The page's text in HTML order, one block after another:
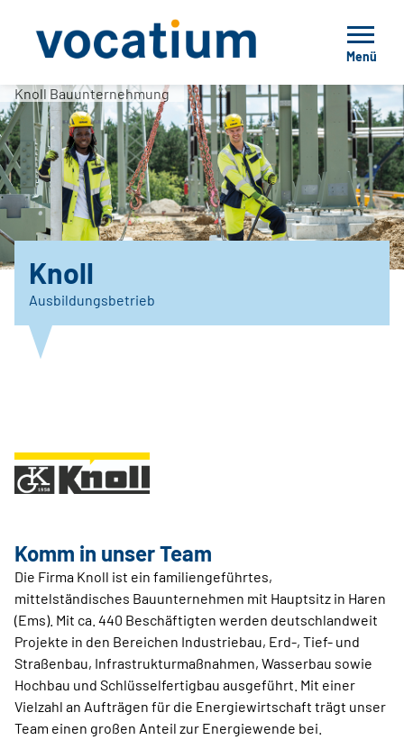
Menü
Knoll Bauunternehmung
Knoll
Ausbildungsbetrieb
Komm in unser Team
Die Firma Knoll ist ein familiengeführtes,
mittelständisches Bauunternehmen mit Hauptsitz in Haren
(Ems). Mit ca. 440 Beschäftigten werden deutschlandweit
Projekte in den Bereichen Industriebau, Erd-, Tief- und
Straßenbau, Infrastrukturmaßnahmen, Wasserbau sowie
Hochbau und Schlüsselfertigbau ausgeführt. Mit einer
Vielzahl an Aufträgen für die Energiewirtschaft trägt unser
Team einen großen Anteil zur Energiewende bei.